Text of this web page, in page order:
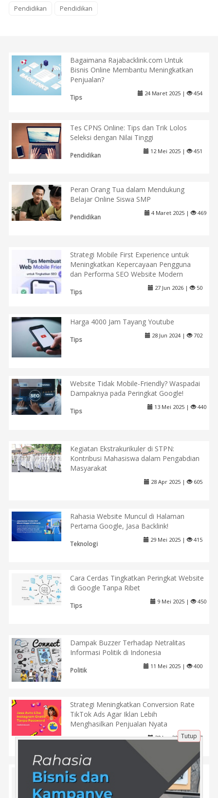
Pendidikan Pendidikan
Bagaimana Rajabacklink.com Untuk
Bisnis Online Membantu Meningkatkan
Penjualan?
Tips
24 Maret 2025 | 454
Tes CPNS Online: Tips dan Trik Lolos
Seleksi dengan Nilai Tinggi
Pendidikan
12 Mei 2025 | 451
Peran Orang Tua dalam Mendukung
Belajar Online Siswa SMP
Pendidikan
4 Maret 2025 | 469
Strategi Mobile First Experience untuk
Meningkatkan Kepercayaan Pengguna
dan Performa SEO Website Modern
Tips
27 Jun 2026 | 50
Harga 4000 Jam Tayang Youtube
Tips
28 Jun 2024 | 702
Website Tidak Mobile-Friendly? Waspadai
Dampaknya pada Peringkat Google!
Tips
13 Mei 2025 | 440
Kegiatan Ekstrakurikuler di STPN:
Kontribusi Mahasiswa dalam Pengabdian
Masyarakat
28 Apr 2025 | 605
Rahasia Website Muncul di Halaman
Pertama Google, Jasa Backlink!
Teknologi
29 Mei 2025 | 415
Cara Cerdas Tingkatkan Peringkat Website
di Google Tanpa Ribet
Tips
9 Mei 2025 | 450
Dampak Buzzer Terhadap Netralitas
Informasi Politik di Indonesia
Politik
11 Mei 2025 | 400
Strategi Meningkatkan Conversion Rate
TikTok Ads Agar Iklan Lebih
Menghasilkan Penjualan Nyata
Tips
30 Jun 2026 | 97
Cara Menggunakan Social Proof untuk
Meningkatkan Penjualan Produk di Media
Sosial
Tutup